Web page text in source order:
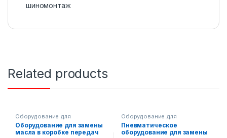
шиномонтаж
Related products
Оборудование для
автосервиса
Оборудование для замены
масла в коробке передач
Оборудование для
автосервиса
Пневматическое
оборудование для замены